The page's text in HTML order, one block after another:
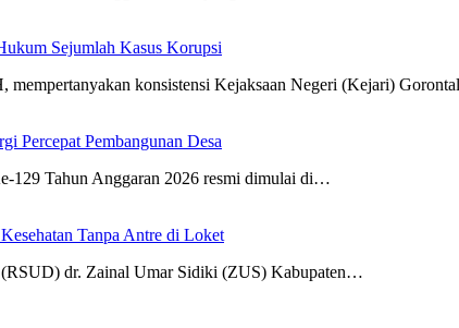
Sejumlah Kasus Korupsi
konsistensi Kejaksaan Negeri (Kejari)
Percepat Pembangunan Desa
129 Tahun Anggaran 2026 resmi dimulai di…
Tanpa Antre di Loket
dr. Zainal Umar Sidiki (ZUS) Kabupaten…